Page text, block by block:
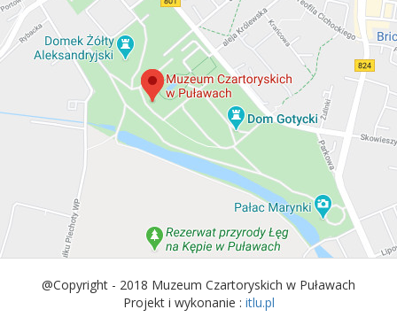
@Copyright - 2018 Muzeum Czartoryskich w Puławach
Projekt i wykonanie : itlu.pl